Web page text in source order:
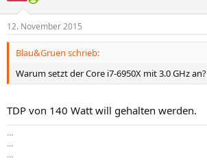
12. November 2015
Blau&Gruen schrieb:
Warum setzt der Core i7-6950X mit 3.0 GHz an?
TDP von 140 Watt will gehalten werden.
...
...
...